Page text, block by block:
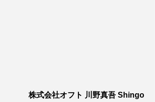
株式会社オフト 川野真吾 Shingo